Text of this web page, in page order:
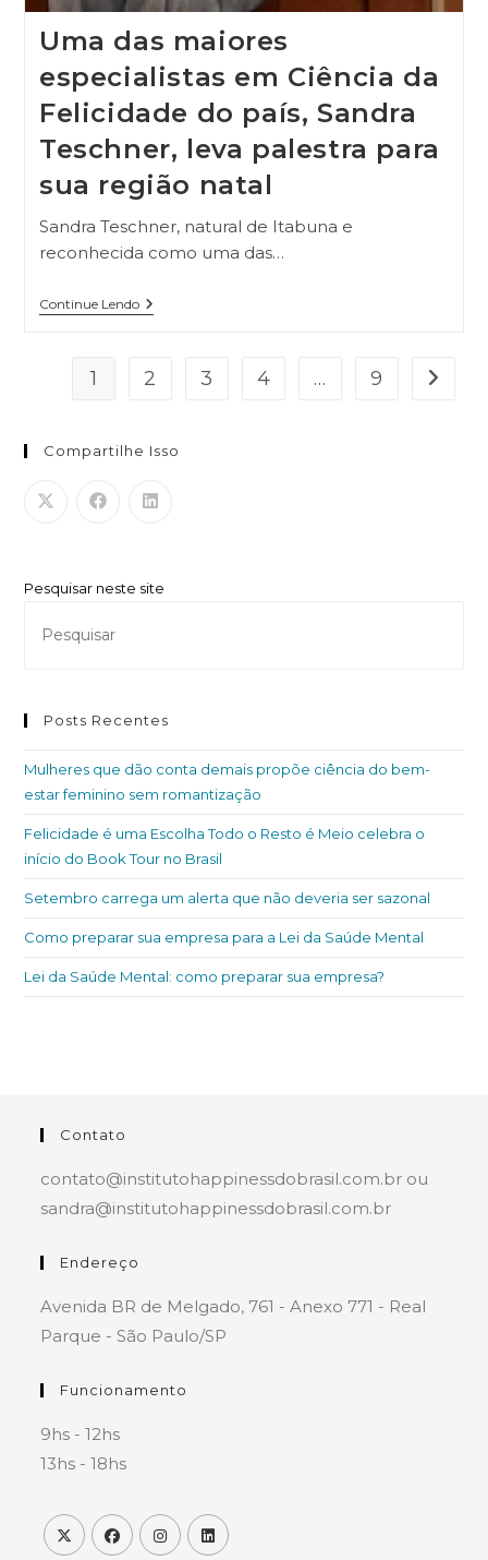
Uma das maiores
especialistas em Ciência da
Felicidade do país, Sandra
Teschner, leva palestra para
sua região natal
Sandra Teschner, natural de Itabuna e
reconhecida como uma das…
Continue Lendo
1 2 3 4 … 9
Compartilhe Isso
Pesquisar neste site
Posts Recentes
Mulheres que dão conta demais propõe ciência do bem-
estar feminino sem romantização
Felicidade é uma Escolha Todo o Resto é Meio celebra o
início do Book Tour no Brasil
Setembro carrega um alerta que não deveria ser sazonal
Como preparar sua empresa para a Lei da Saúde Mental
Lei da Saúde Mental: como preparar sua empresa?
Contato
contato@institutohappinessdobrasil.com.br ou
sandra@institutohappinessdobrasil.com.br
Endereço
Avenida BR de Melgado, 761 - Anexo 771 - Real
Parque - São Paulo/SP
Funcionamento
9hs - 12hs
13hs - 18hs